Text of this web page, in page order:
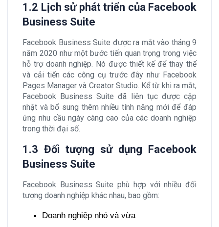
1.2 Lịch sử phát triển của Facebook
Business Suite
Facebook Business Suite được ra mắt vào tháng 9
năm 2020 như một bước tiến quan trọng trong việc
hỗ trợ doanh nghiệp. Nó được thiết kế để thay thế
và cải tiến các công cụ trước đây như Facebook
Pages Manager và Creator Studio. Kể từ khi ra mắt,
Facebook Business Suite đã liên tục được cập
nhật và bổ sung thêm nhiều tính năng mới để đáp
ứng nhu cầu ngày càng cao của các doanh nghiệp
trong thời đại số.
1.3 Đối tượng sử dụng Facebook
Business Suite
Facebook Business Suite phù hợp với nhiều đối
tượng doanh nghiệp khác nhau, bao gồm:
Doanh nghiệp nhỏ và vừa